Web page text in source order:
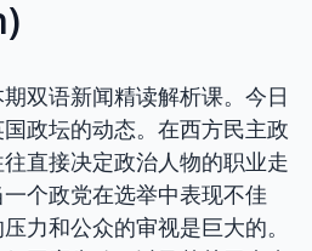
双语新闻精读解析课。今日
政坛的动态。在西方民主政
直接决定政治人物的职业走
个政党在选举中表现不佳
力和公众的审视是巨大的。